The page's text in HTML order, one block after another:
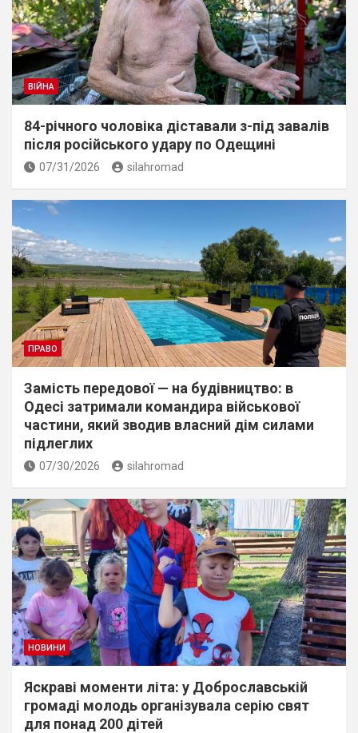
ВІЙНА
84-річного чоловіка діставали з-під завалів
пiсля росiйського удару по Одещині
07/31/2026 silahromad
ПРАВО
Замість передової — на будівництво: в
Одесі затримали командира військової
частини, який зводив власний дім силами
підлеглих
07/30/2026 silahromad
НОВИНИ
Яскраві моменти літа: у Доброславській
громаді молодь організувала серію свят
для понад 200 дітей